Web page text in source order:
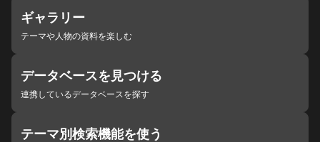
ギャラリー
テーマや人物の資料を楽しむ
データベースを見つける
連携しているデータベースを探す
テーマ別検索機能を使う